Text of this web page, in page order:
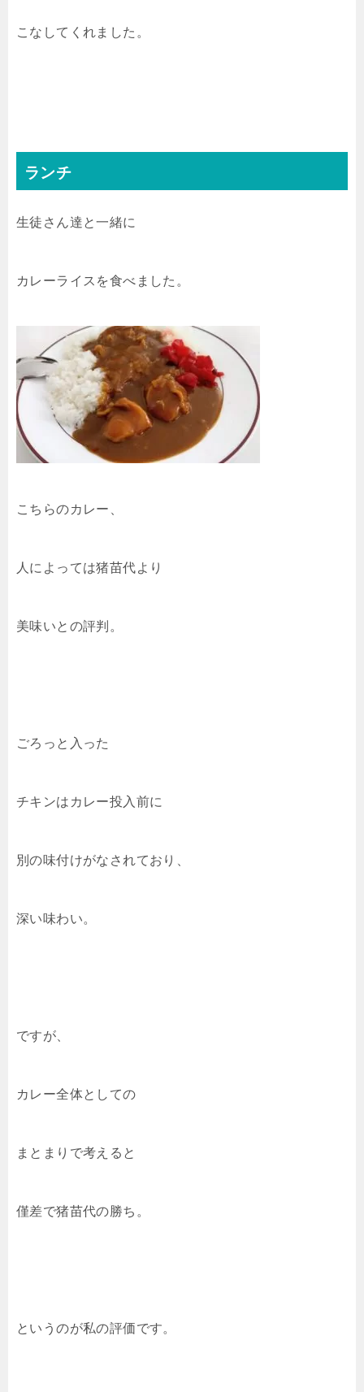
こなしてくれました。
ランチ
生徒さん達と一緒に
カレーライスを食べました。
こちらのカレー、
人によっては猪苗代より
美味いとの評判。
ごろっと入った
チキンはカレー投入前に
別の味付けがなされており、
深い味わい。
ですが、
カレー全体としての
まとまりで考えると
僅差で猪苗代の勝ち。
というのが私の評価です。